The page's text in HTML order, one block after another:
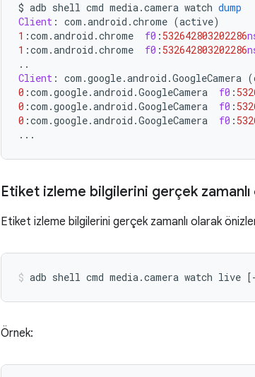
$ adb shell cmd media.camera watch dump
Client : com .android .chrome (active)
1 :com .android .chrome f0 : 532642803202286
1 :com .android .chrome f0 : 532642803202286
..
Client : com .google.android .GoogleCamera (
0 :com .google.android .GoogleCamera f0 :
0 :com .google.android .GoogleCamera f0 :
0 :com .google.android .GoogleCamera f0 :
...
Etiket izleme bilgilerini gerçek
Etiket izleme bilgilerini gerçek zamanlı olarak
adb shell cmd media.camera watch live [
Örnek: